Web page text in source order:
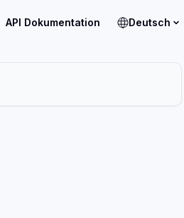
API Dokumentation Deutsch